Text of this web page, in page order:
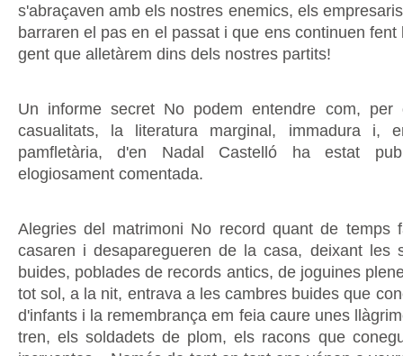
s'abraçaven amb els nostres enemics, els
barraren el pas en el passat i que ens continuen
gent que alletàrem dins dels nostres partits!
Un informe secret No podem entendre com, per
casualitats, la literatura marginal, immadura i,
pamfletària, d'en Nadal Castelló ha estat
elogiosament comentada.
Alegries del matrimoni No record quant de temps
casaren i desaparegueren de la casa, deixant les
buides, poblades de records antics, de joguines
tot sol, a la nit, entrava a les cambres buides que
d'infants i la remembrança em feia caure unes
tren, els soldadets de plom, els racons que